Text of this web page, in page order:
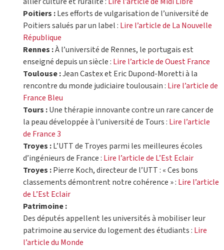
Poitiers :Les efforts de vulgarisation de l’université de
Poitiers salués par un label : Lire l’article de La Nouvelle
République
Rennes :À l’université de Rennes, le portugais est
enseigné depuis un siècle : Lire l’article de Ouest France
Toulouse :Jean Castex et Eric Dupond-Moretti à la
rencontre du monde judiciaire toulousain : Lire l’article de
France Bleu
Tours :Une thérapie innovante contre un rare cancer de
la peau développée à l’université de Tours : Lire l’article
de France 3
Troyes :L’UTT de Troyes parmi les meilleures écoles
d’ingénieurs de France : Lire l’article de L’Est Eclair
Troyes :Pierre Koch, directeur de l’UTT : « Ces bons
classements démontrent notre cohérence » : Lire l’article
de L’Est Eclair
Patrimoine :
Des députés appellent les universités à mobiliser leur
patrimoine au service du logement des étudiants : Lire
l’article du Monde